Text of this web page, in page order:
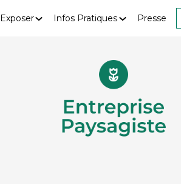
Exposer Infos Pratiques Presse